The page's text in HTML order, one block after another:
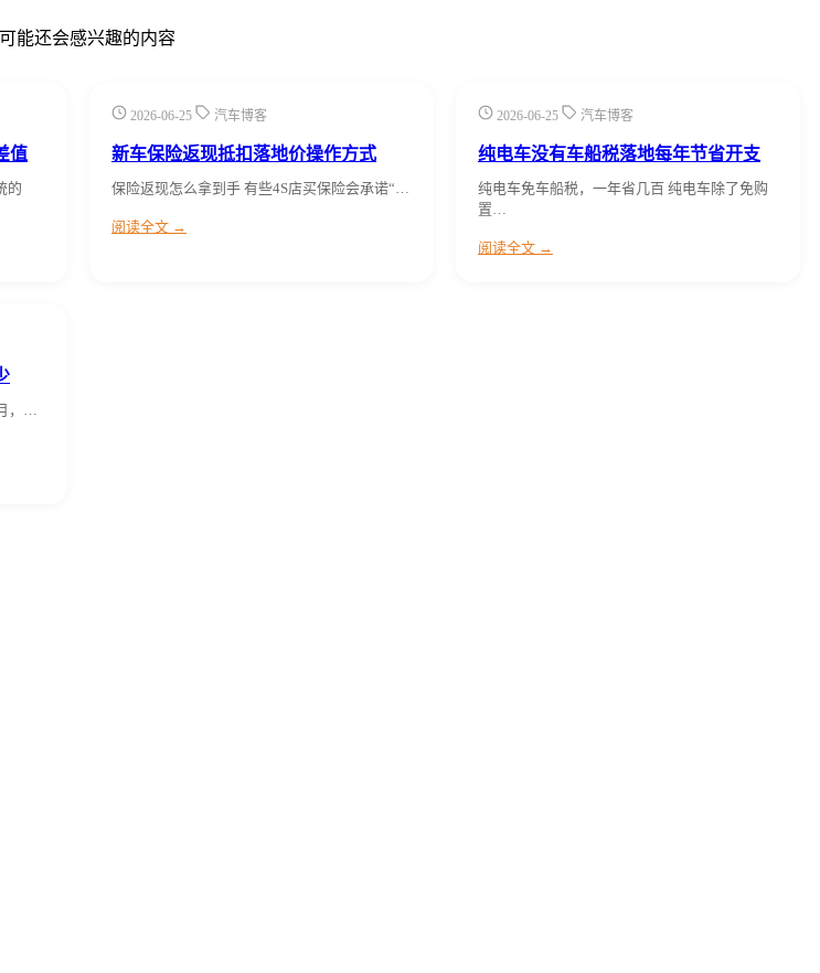
能还会感兴趣的内容
值
的
2026-06-25 汽车博客
新车保险返现抵扣落地价操作方式
保险返现怎么拿到手 有些4S店买保险会承诺“…
阅读全文 →
2026-06-25 汽车博客
纯电车没有车船税落地每年节省开支
纯电车免车船税，一年省几百 纯电车除了免购
置…
阅读全文 →
，…